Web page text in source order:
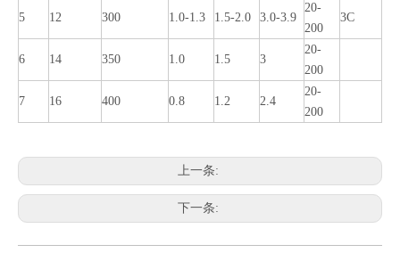
5 12 300 1.0-1.3 1.5-2.0 3.0-3.9
20-
200
3C
6 14 350 1.0 1.5 3
20-
200
7 16 400 0.8 1.2 2.4
20-
200
上一条:
下一条: